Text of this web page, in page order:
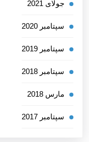
جولای 2021
سپتامبر 2020
سپتامبر 2019
سپتامبر 2018
مارس 2018
سپتامبر 2017